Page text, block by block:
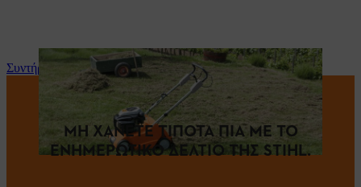
Συντήρηση και επισκευή
ΜΗ ΧΑΝΕΤΕ ΤΙΠΟΤΑ ΠΙΑ ΜΕ ΤΟ
ΕΝΗΜΕΡΩΤΙΚΟ ΔΕΛΤΙΟ ΤΗΣ STIHL.